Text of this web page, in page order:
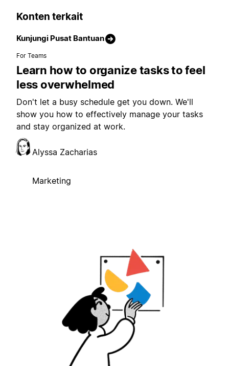
Konten terkait
Kunjungi Pusat Bantuan
For Teams
Learn how to organize tasks to feel
less overwhelmed
Don't let a busy schedule get you down. We'll
show you how to effectively manage your tasks
and stay organized at work.
Alyssa Zacharias
Marketing